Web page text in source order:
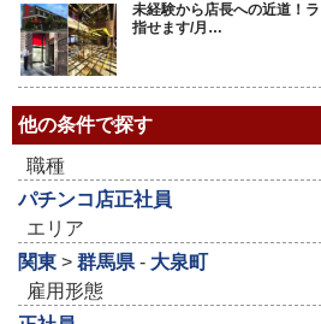
未経験から店長への近道！
指せます/月…
他の条件で探す
職種
パチンコ店正社員
エリア
関東 > 群馬県- 大泉町
雇用形態